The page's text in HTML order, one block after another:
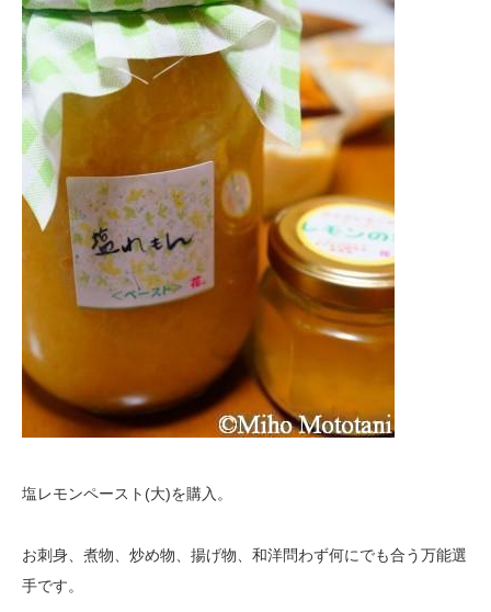
塩レモンペースト(大)を購入。
お刺身、煮物、炒め物、揚げ物、和洋問わず何にでも合う万能選
手です。